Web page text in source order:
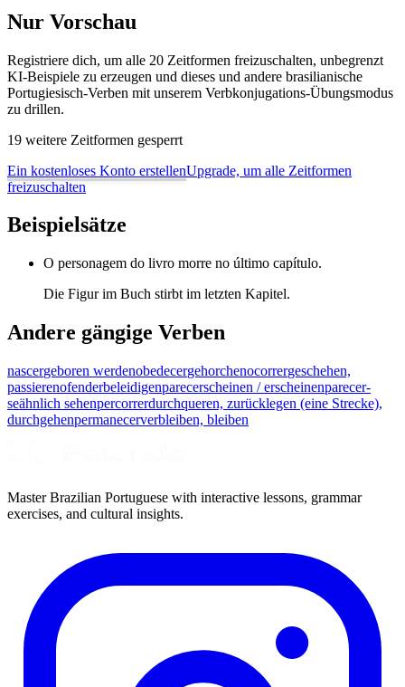
Nur Vorschau
Registriere dich, um alle 20 Zeitformen freizuschalten, unbegrenzt
KI-Beispiele zu erzeugen und dieses und andere brasilianische
Portugiesisch-Verben mit unserem Verbkonjugations-Übungsmodus
zu drillen.
19 weitere Zeitformen gesperrt
Ein kostenloses Konto erstellenUpgrade, um alle Zeitformen
freizuschalten
Beispielsätze
O personagem do livro morre no último capítulo.
Die Figur im Buch stirbt im letzten Kapitel.
Andere gängige Verben
nascergeboren werdenobedecergehorchenocorrergeschehen,
passierenofenderbeleidigenparecerscheinen / erscheinenparecer-
seähnlich sehenpercorrerdurchqueren, zurücklegen (eine Strecke),
durchgehenpermanecerverbleiben, bleiben
Master Brazilian Portuguese with interactive lessons, grammar
exercises, and cultural insights.